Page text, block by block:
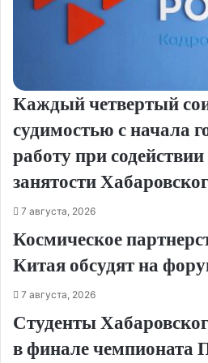
Каждый четвертый
судимостью с начала
работу при
занятости
7 августа, 2026
Космическое
Китая обсудят на
7 августа, 2026
Студенты
в финале чемпионата